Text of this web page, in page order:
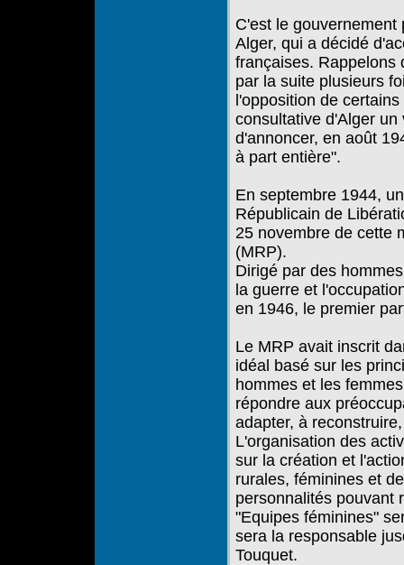
C'est le
Alger, qui a décidé
françaises. Rappelons
par la suite plusieurs
l'opposition de
consultative d'Alger
d'annoncer, en août
à part entière".
En septembre 1944,
Républicain de
25 novembre de cette
(MRP).
Dirigé par des
la guerre et
en 1946, le premier
Le MRP avait inscrit
idéal basé sur les
hommes et les
répondre aux
adapter, à
L'organisation des
sur la création et
rurales, féminines et
personnalités pouvant
"Equipes féminines"
sera la responsable
Touquet.